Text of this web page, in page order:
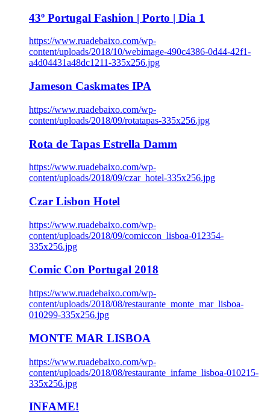
43º Portugal Fashion | Porto | Dia 1
https://www.ruadebaixo.com/wp-
content/uploads/2018/10/webimage-490c4386-0d44-42f1-
a4d04431a48dc1211-335x256.jpg
Jameson Caskmates IPA
https://www.ruadebaixo.com/wp-
content/uploads/2018/09/rotatapas-335x256.jpg
Rota de Tapas Estrella Damm
https://www.ruadebaixo.com/wp-
content/uploads/2018/09/czar_hotel-335x256.jpg
Czar Lisbon Hotel
https://www.ruadebaixo.com/wp-
content/uploads/2018/09/comiccon_lisboa-012354-
335x256.jpg
Comic Con Portugal 2018
https://www.ruadebaixo.com/wp-
content/uploads/2018/08/restaurante_monte_mar_lisboa-
010299-335x256.jpg
MONTE MAR LISBOA
https://www.ruadebaixo.com/wp-
content/uploads/2018/08/restaurante_infame_lisboa-010215-
335x256.jpg
INFAME!